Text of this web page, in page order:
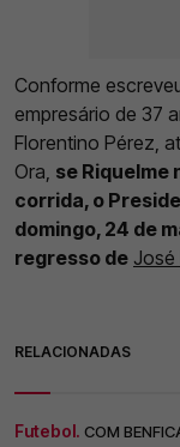
Conforme
empresário de 37
Florentino Pérez,
Ora, se Riquelme
corrida, o
domingo, 24 de
regresso de José
RELACIONADAS
Futebol. COM